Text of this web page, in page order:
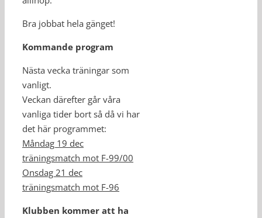
Bra jobbat hela gänget!
Kommande program
Nästa vecka träningar som
vanligt.
Veckan därefter går våra
vanliga tider bort så då vi har
det här programmet:
Måndag 19 dec
träningsmatch mot F-99/00
Onsdag 21 dec
träningsmatch mot F-96
Klubben kommer att ha